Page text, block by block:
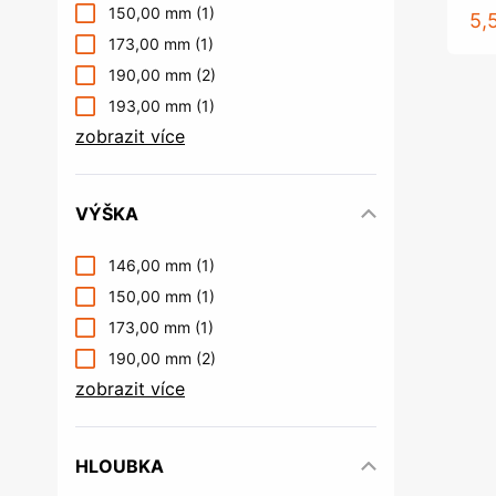
150,00 mm (1)
173,00 mm (1)
190,00 mm (2)
193,00 mm (1)
zobrazit více
VÝŠKA
146,00 mm (1)
150,00 mm (1)
173,00 mm (1)
190,00 mm (2)
zobrazit více
HLOUBKA